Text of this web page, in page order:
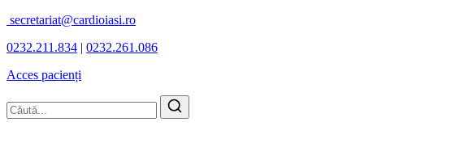
secretariat@cardioiasi.ro
0232.211.834 | 0232.261.086
Acces pacienți